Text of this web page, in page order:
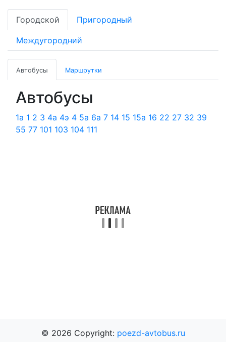
Городской Пригородный
Междугородний
Автобусы Маршрутки
Автобусы
1а 1 2 3 4а 4э 4 5а 6а 7 14 15 15а 16 22 27 32 39
55 77 101 103 104 111
© 2026 Copyright: poezd-avtobus.ru